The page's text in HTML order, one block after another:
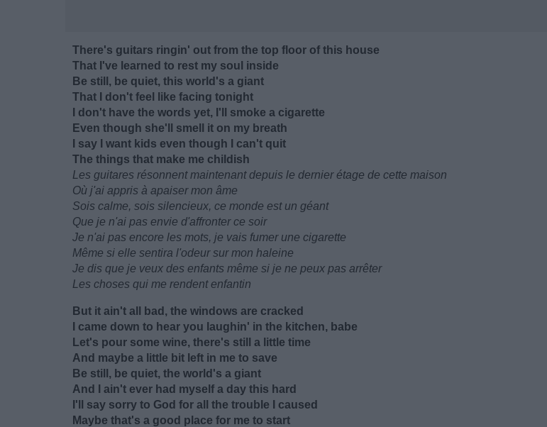
There's guitars ringin' out from the top floor of this house
That I've learned to rest my soul inside
Be still, be quiet, this world's a giant
That I don't feel like facing tonight
I don't have the words yet, I'll smoke a cigarette
Even though she'll smell it on my breath
I say I want kids even though I can't quit
The things that make me childish
Les guitares résonnent maintenant depuis le dernier étage de cette maison
Où j'ai appris à apaiser mon âme
Sois calme, sois silencieux, ce monde est un géant
Que je n'ai pas envie d'affronter ce soir
Je n'ai pas encore les mots, je vais fumer une cigarette
Même si elle sentira l'odeur sur mon haleine
Je dis que je veux des enfants même si je ne peux pas arrêter
Les choses qui me rendent enfantin
But it ain't all bad, the windows are cracked
I came down to hear you laughin' in the kitchen, babe
Let's pour some wine, there's still a little timе
And maybe a little bit left in mе to save
Be still, be quiet, the world's a giant
And I ain't ever had myself a day this hard
I'll say sorry to God for all the trouble I caused
Maybe that's a good place for me to start